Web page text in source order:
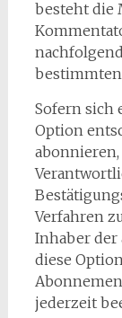
besteht die
Sofern sich
Option
Verfahren
Inhaber der
diese
jederzeit